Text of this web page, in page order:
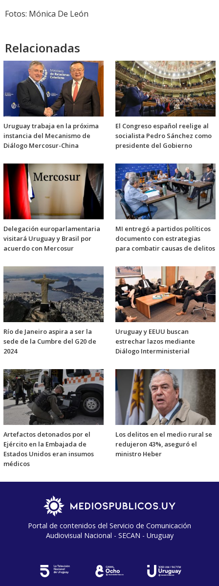
Fotos: Mónica De León
Relacionadas
Uruguay trabaja en la próxima
instancia del Mecanismo de
Diálogo Mercosur-China
El Congreso español reelige al
socialista Pedro Sánchez como
presidente del Gobierno
Delegación europarlamentaria
visitará Uruguay y Brasil por
acuerdo con Mercosur
MI entregó a partidos políticos
documento con estrategias
para combatir causas de delitos
Río de Janeiro aspira a ser la
sede de la Cumbre del G20 de
2024
Uruguay y EEUU buscan
estrechar lazos mediante
Diálogo Interministerial
Artefactos detonados por el
Ejército en la Embajada de
Estados Unidos eran insumos
médicos
Los delitos en el medio rural se
redujeron 43%, aseguró el
ministro Heber
Portal de contenidos del Servicio de Comunicación
Audiovisual Nacional - SECAN - Uruguay